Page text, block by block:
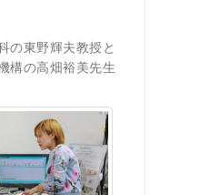
の東野輝夫教授と
構の高畑裕美先生